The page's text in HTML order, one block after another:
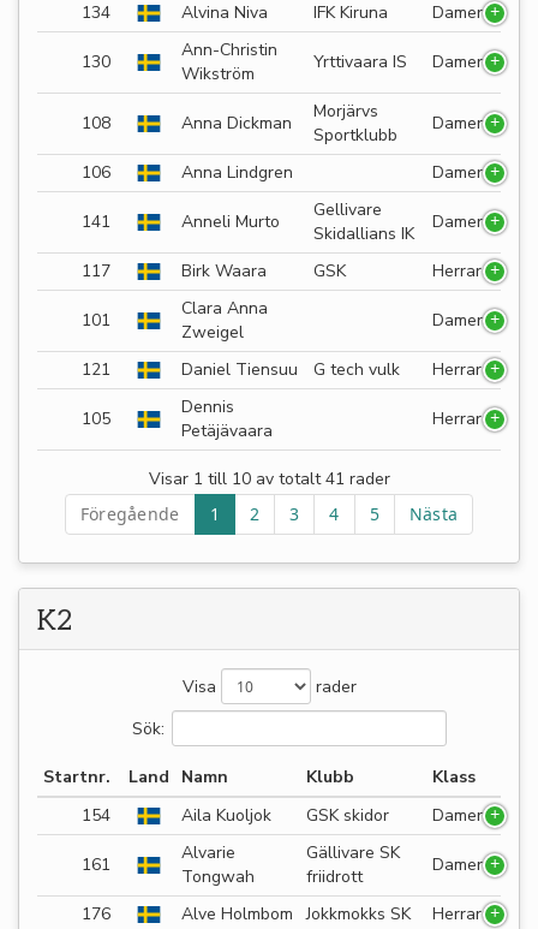
134 Alvina Niva IFK Kiruna Damer
130
Ann-Christin
Wikström
Yrttivaara IS Damer
108 Anna Dickman
Morjärvs
Sportklubb
Damer
106 Anna Lindgren Damer
141 Anneli Murto
Gellivare
Skidallians IK
Damer
117 Birk Waara GSK Herrar
101
Clara Anna
Zweigel
Damer
121 Daniel Tiensuu G tech vulk Herrar
105
Dennis
Petäjävaara
Herrar
Visar 1 till 10 av totalt 41 rader
Föregående
1 2 3 4 5 Nästa
K2
Visa
rader
Sök:
Startnr. Land Namn Klubb
Klass
154
Aila Kuoljok GSK skidor Damer
161
Alvarie
Tongwah
Gällivare SK
friidrott
Damer
176 Alve Holmbom Jokkmokks SK Herrar